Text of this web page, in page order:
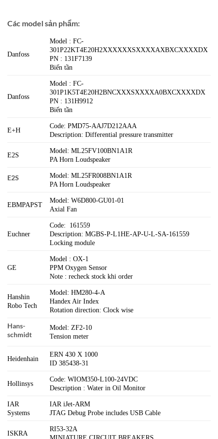
Các model sản phẩm:
Danfoss
Model : FC-
301P22KT4E20H2XXXXXXSXXXXAXBXCXXXXDX
PN : 131F7139
Biến tần
Danfoss
Model : FC-
301P1K5T4E20H2BNCXXXSXXXXA0BXCXXXXDX
PN : 131H9912
Biến tần
E+H
Code: PMD75-AAJ7D212AAA
Description: Differential pressure transmitter
E2S
Model: ML25FV100BN1A1R
PA Horn Loudspeaker
E2S
Model: ML25FR008BN1A1R
PA Horn Loudspeaker
EBMPAPST
Model: W6D800-GU01-01
Axial Fan
Euchner
Code: 161559
Description: MGBS-P-L1HE-AP-U-L-SA-161559
Locking module
GE
Model : OX-1
PPM Oxygen Sensor
Note : recheck stock khi order
Hanshin
Robo Tech
Model: HM280-4-A
Handex Air Index
Rotation direction: Clock wise
Hans-
schmidt
Model: ZF2-10
Tension meter
Heidenhain
ERN 430 X 1000
ID 385438-31
Hollinsys
Code: WIOM350-L100-24VDC
Description : Water in Oil Monitor
IAR
Systems
IAR iJet-ARM
JTAG Debug Probe includes USB Cable
ISKRA
RI53-32A
MINIATURE CIRCUIT BREAKERS